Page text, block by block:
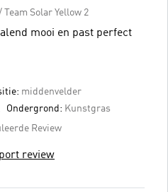
Solar Yellow 2
mooi en past perfect
middenvelder
Ondergrond: Kunstgras
Review
review